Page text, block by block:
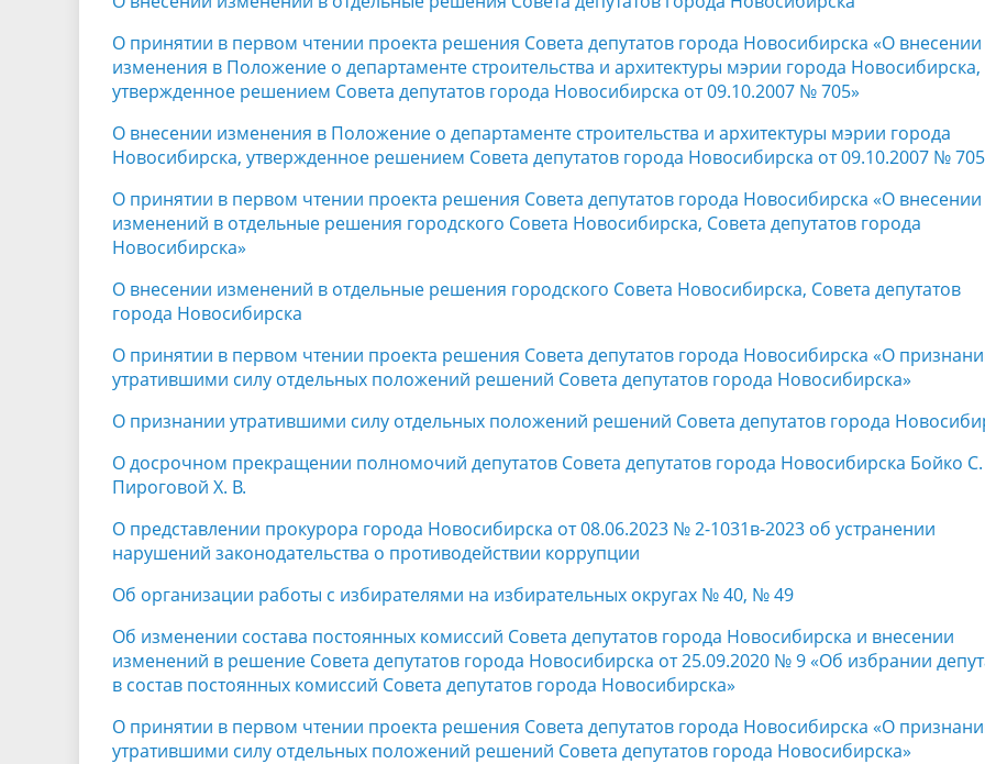
О принятии в первом чтении проекта решения Совета депутатов города Новосибирска «О внесении
изменения в Положение о департаменте строительства и архитектуры мэрии города Новосибирска,
утвержденное решением Совета депутатов города Новосибирска от 09.10.2007 № 705»
О внесении изменения в Положение о департаменте строительства и архитектуры мэрии города
Новосибирска, утвержденное решением Совета депутатов города Новосибирска от 09.10.2007 № 705
О принятии в первом чтении проекта решения Совета депутатов города Новосибирска «О внесении
изменений в отдельные решения городского Совета Новосибирска, Совета депутатов города
Новосибирска»
О внесении изменений в отдельные решения городского Совета Новосибирска, Совета депутатов
города Новосибирска
О принятии в первом чтении проекта решения Совета депутатов города Новосибирска «О
утратившими силу отдельных положений решений Совета депутатов города Новосибирска»
О признании утратившими силу отдельных положений решений Совета депутатов города
О досрочном прекращении полномочий депутатов Совета депутатов города Новосибирска Бойко С.
Пироговой Х. В.
О представлении прокурора города Новосибирска от 08.06.2023 № 2-1031в-2023 об устранении
нарушений законодательства о противодействии коррупции
Об организации работы с избирателями на избирательных округах № 40, № 49
Об изменении состава постоянных комиссий Совета депутатов города Новосибирска и внесении
изменений в решение Совета депутатов города Новосибирска от 25.09.2020 № 9 «Об избрании
в состав постоянных комиссий Совета депутатов города Новосибирска»
О принятии в первом чтении проекта решения Совета депутатов города Новосибирска «О
утратившими силу отдельных положений решений Совета депутатов города Новосибирска»